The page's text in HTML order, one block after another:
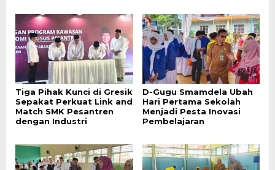
Tiga Pihak Kunci di Gresik
Sepakat Perkuat Link and
Match SMK Pesantren
dengan Industri
D-Gugu Smamdela Ubah
Hari Pertama Sekolah
Menjadi Pesta Inovasi
Pembelajaran